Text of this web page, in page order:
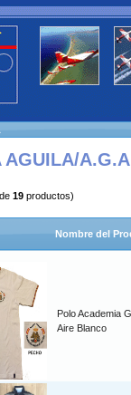
AGUILA/A.G.A
19 productos)
Nombre del
Polo Academia
Aire Blanco